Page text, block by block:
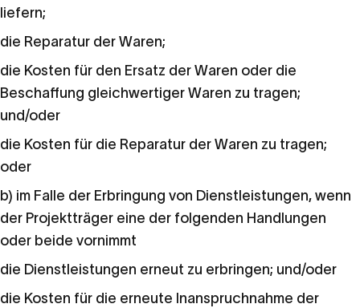
liefern;
die Reparatur der Waren;
die Kosten für den Ersatz der Waren oder die
Beschaffung gleichwertiger Waren zu tragen;
und/oder
die Kosten für die Reparatur der Waren zu tragen;
oder
b) im Falle der Erbringung von Dienstleistungen, wenn
der Projektträger eine der folgenden Handlungen
oder beide vornimmt
die Dienstleistungen erneut zu erbringen; und/oder
die Kosten für die erneute Inanspruchnahme der